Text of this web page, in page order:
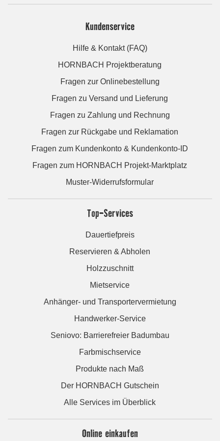
Kundenservice
Hilfe & Kontakt (FAQ)
HORNBACH Projektberatung
Fragen zur Onlinebestellung
Fragen zu Versand und Lieferung
Fragen zu Zahlung und Rechnung
Fragen zur Rückgabe und Reklamation
Fragen zum Kundenkonto & Kundenkonto-ID
Fragen zum HORNBACH Projekt-Marktplatz
Muster-Widerrufsformular
Top-Services
Dauertiefpreis
Reservieren & Abholen
Holzzuschnitt
Mietservice
Anhänger- und Transportervermietung
Handwerker-Service
Seniovo: Barrierefreier Badumbau
Farbmischservice
Produkte nach Maß
Der HORNBACH Gutschein
Alle Services im Überblick
Online einkaufen